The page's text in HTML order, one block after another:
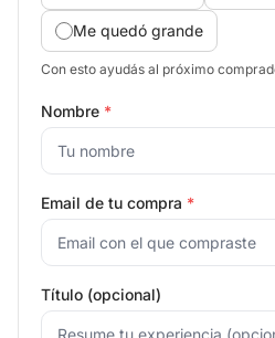
Me quedó grande
Con esto ayudás al próximo
Nombre *
Email de tu compra *
Título (opcional)